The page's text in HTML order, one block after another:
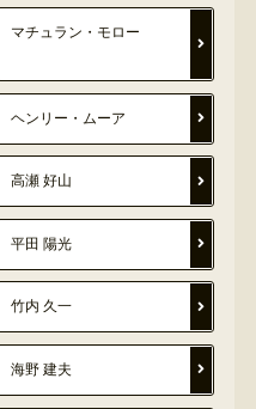
マチュラン・モロー
ヘンリー・ムーア
高瀬 好山
平田 陽光
竹内 久一
海野 建夫